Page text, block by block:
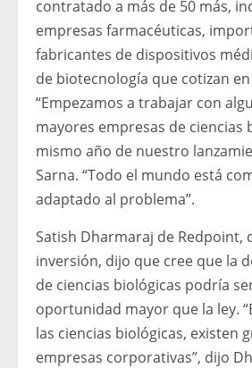
contratado a más de 50 más,
empresas farmacéuticas,
fabricantes de dispositivos
de biotecnología que cotizan
“Empezamos a trabajar con
mayores empresas de ciencias
mismo año de nuestro
Sarna. “Todo el mundo está
adaptado al problema”.
Satish Dharmaraj de Redpoint,
inversión, dijo que cree que la
de ciencias biológicas podría
oportunidad mayor que la ley.
las ciencias biológicas, existen
empresas corporativas”, dijo